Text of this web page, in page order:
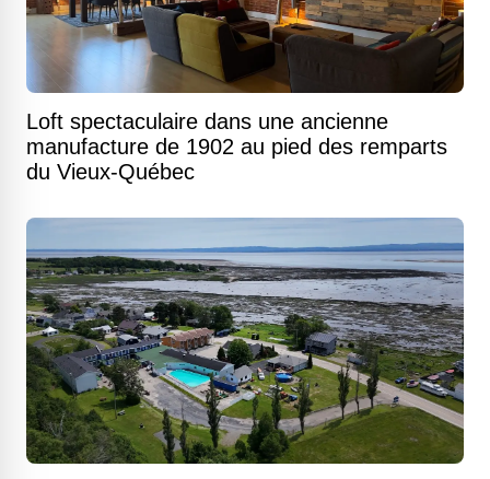
Loft spectaculaire dans une ancienne
manufacture de 1902 au pied des remparts
du Vieux-Québec